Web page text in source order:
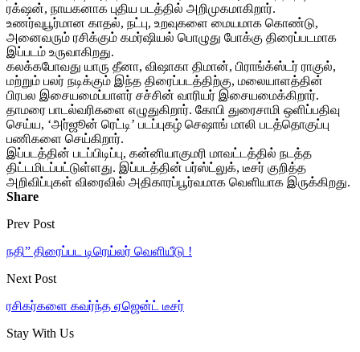
ரக்‌ஷன், நாயகனாக புதிய படத்தில் அறிமுகமாகிறார்.
உணர்வுபூர்மான காதல், நட்பு, உறவுகளை மையமாக கொண்டு,
அனைவரும் ரசிக்கும் கமர்ஷியல் பொழுது போக்கு திரைப்படமாக
இப்படம் உருவாகிறது.
கலக்கபோவது யாரு தீனா, விஷாகா திமான், பிராங்க்ஸ்டர் ராகுல்,
மற்றும் பலர் நடிக்கும் இந்த திரைப்படத்திற்கு, மலையாளத்தின்
பிரபல இசையமைப்பாளர் சச்சின் வாரியர் இசையமைக்கிறார்.
தாமரை பாடல்வரிகளை எழுதுகிறார். கோபி துரைசாமி ஒளிப்பதிவு
செய்ய, ‘அர்ஜூன் ரெட்டி’ படப்புகழ் செஷாங் மாலி படத்தொகுப்பு
பணிகளை செய்கிறார்.
இப்படத்தின் படப்பிடிப்பு, கன்னியாகுமரி மாவட்டத்தில் நடத்த
திட்டமிடப்பட்டுள்ளது. இப்படத்தின் பர்ஸ்ட்லுக், டீசர் குறித்த
அறிவிப்புகள் விரைவில் அதிகாரப்பூர்வமாக வெளியாக இருக்கிறது.
Share
Prev Post
நதி” திரைப்பட டிரெய்லர் வெளியீடு !
Next Post
ரசிகர்களை கவர்ந்த ஏஜென்ட் டீசர்
Stay With Us